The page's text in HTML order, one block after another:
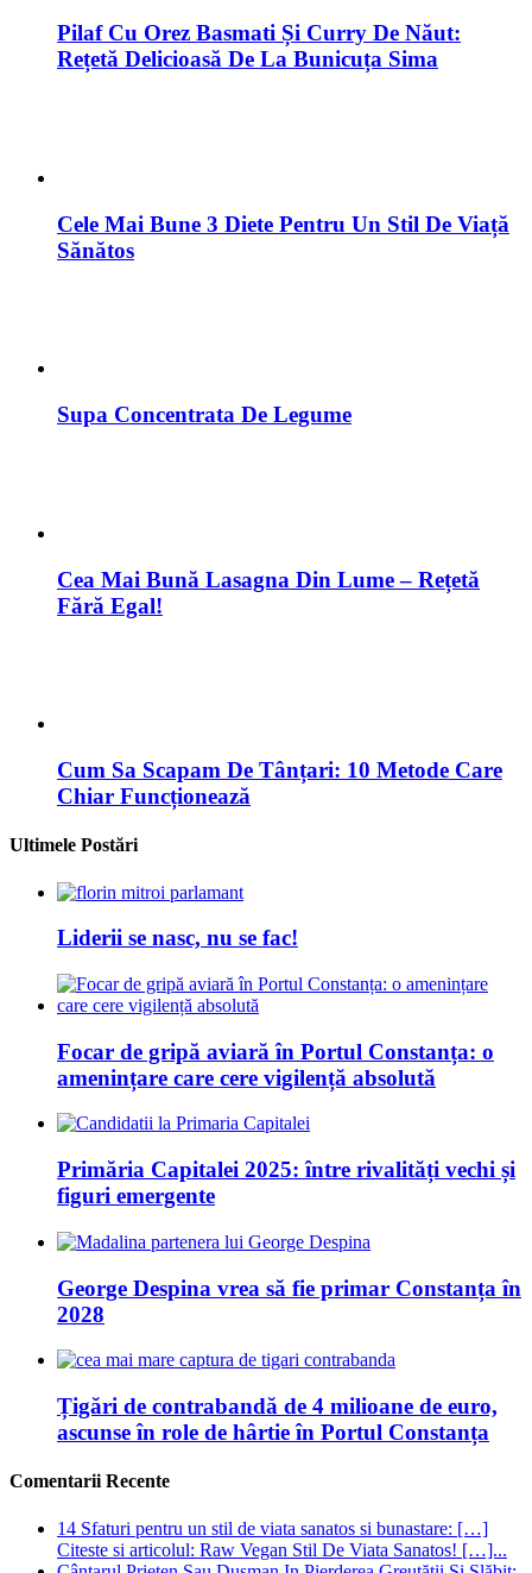
Pilaf Cu Orez Basmati Și Curry De Năut:
Rețetă Delicioasă De La Bunicuța Sima
Cele Mai Bune 3 Diete Pentru Un Stil De Viață
Sănătos
Supa Concentrata De Legume
Cea Mai Bună Lasagna Din Lume – Rețetă
Fără Egal!
Cum Sa Scapam De Tânțari: 10 Metode Care
Chiar Funcționează
Ultimele Postări
Liderii se nasc, nu se fac!
Focar de gripă aviară în Portul Constanța: o
amenințare care cere vigilență absolută
Primăria Capitalei 2025: între rivalități vechi și
figuri emergente
George Despina vrea să fie primar Constanța în
2028
Țigări de contrabandă de 4 milioane de euro,
ascunse în role de hârtie în Portul Constanța
Comentarii Recente
14 Sfaturi pentru un stil de viata sanatos si bunastare: […]
Citeste si articolul: Raw Vegan Stil De Viata Sanatos! […]...